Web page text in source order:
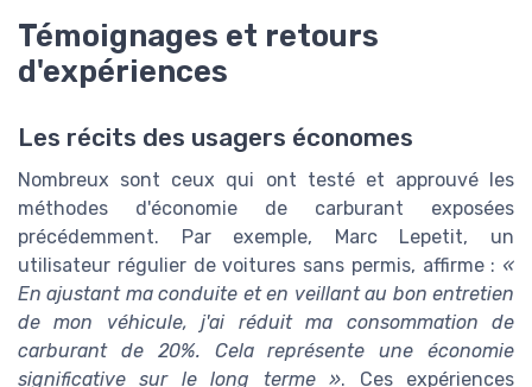
Témoignages et retours
d'expériences
Les récits des usagers économes
Nombreux sont ceux qui ont testé et approuvé les
méthodes d'économie de carburant exposées
précédemment. Par exemple, Marc Lepetit, un
utilisateur régulier de voitures sans permis, affirme : «
En ajustant ma conduite et en veillant au bon entretien
de mon véhicule, j'ai réduit ma consommation de
carburant de 20%. Cela représente une économie
significative sur le long terme ». Ces expériences